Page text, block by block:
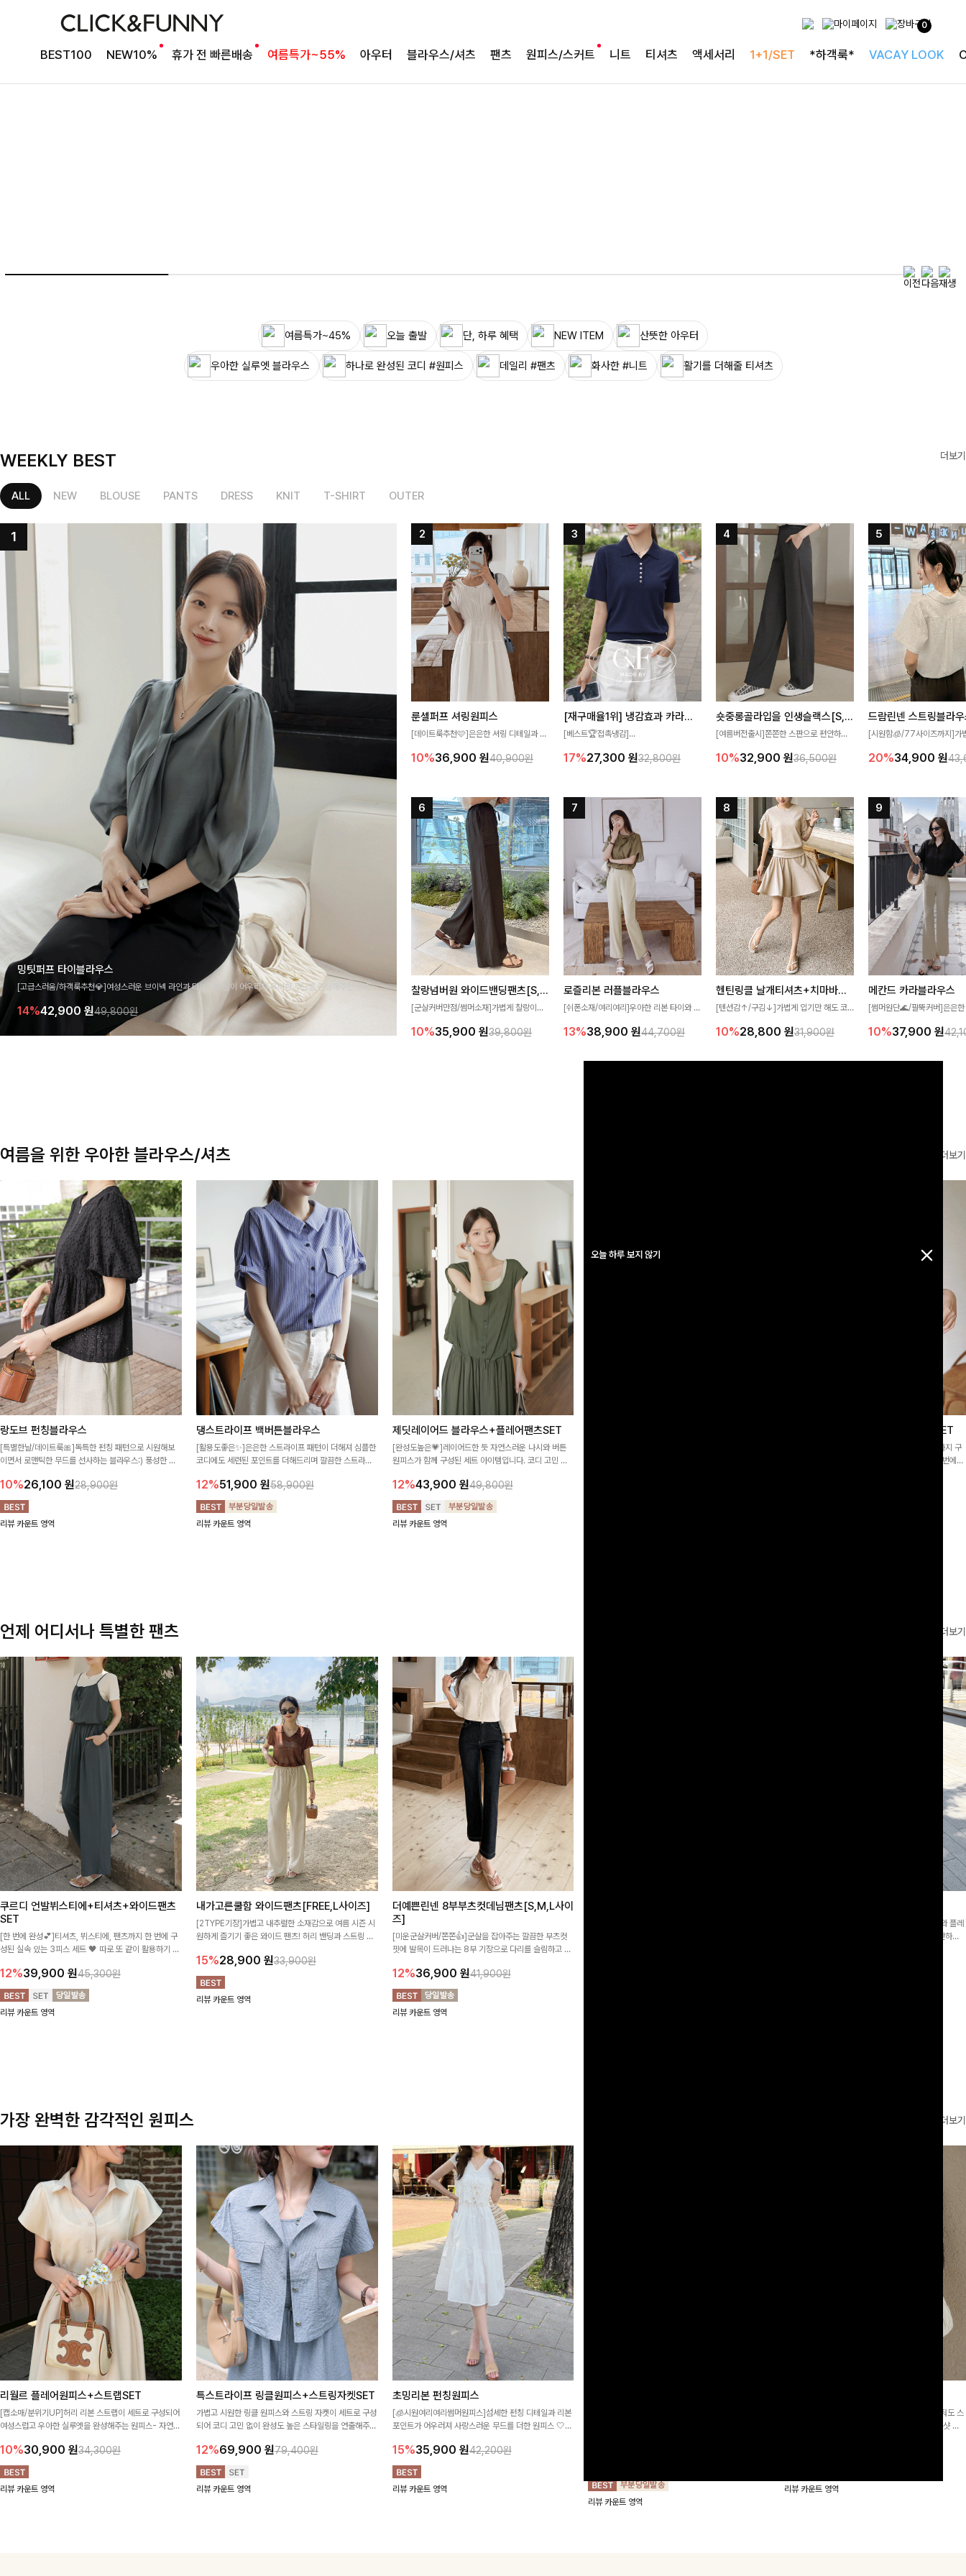
0
BEST100 NEW10% 휴가 전 빠른배송 여름특가~55% 아우터 블라우스/셔츠 팬츠 원피스/스커트 니트 티셔츠 액세서리 1+1/SET *하객룩* VACAY LOOK
오늘 하루 보지 않기
BEST 타이 블라우스
밍팃퍼프 타이블라우스 필첸체크 스트링블라우스+플레어스커트SET
하객룩의 정석
로즐리본 러플블라우스
여름특가~45% 오늘 출발 단, 하루 혜택 NEW ITEM 산뜻한 아우터
우아한 실루엣 블라우스 하나로 완성된 코디 #원피스 데일리 #팬츠 화사한 #니트 활기를 더해줄 티셔츠
WEEKLY BEST 더보기
ALL NEW BLOUSE PANTS DRESS KNIT T-SHIRT OUTER
밍팃퍼프 타이블라우스
[고급스러움/하객룩추천💎]여성스러운 브이넥 라인과 타이 디테일이 어우러져 우아한 무드를 완성해주는 7부 블
라우스 🤍 여유로운 7부 소매로 편안하게 착용되며 데일리룩부터 출근룩, 하객룩까지 세련된 스타일링을 연출하
기 좋은 아이템이에요
14%42,900 원49,800원
룬셀퍼프 셔링원피스
[데이트룩추천🩷]은은한 셔링 디테일과 퍼
성해주는 원피스🤍 허리 스모크 밴딩이 슬
즐기기 좋아요
10%36,900 원40,900원
[재구매율1위] 냉감효과 카라니트
[베스트🏆접촉냉감]
고 가벼운 소재감으로 여름에도 시원하게
17%27,300 원32,800원
숏중롱골라입을 인생슬랙스[S,M,L,XL사이즈]
[여름버전출시]쫀쫀한 스판으로 편안하게
숏·기본·롱 기장과 와이드·부츠컷 핏까지 취
10%32,900 원36,500원
드람린넨 스트링블라
[시원함🧊/77사이즈까지]가
없는 슬릿 카라 디자인이 얼굴
20%34,900 원
찰랑넘버원 와이드밴딩팬츠[S,M,L사이즈]
[군살커버만점/썸머소재]가볍게 찰랑이는
편안하게 착용하실 수 있는 팬츠입니다 🖤
10%35,900 원39,800원
로즐리본 러플블라우스
[쉬폰소재/여리여리]우아한 리본 타이와 자
분위기를 더해주는 블라우스 🤎 하늘하늘
얼굴까지 화사해 보이며 세련되게 즐기기
13%38,900 원44,700원
헨틴링클 날개티셔츠+치마바지SET
[텐션감↑/구김↓]가볍게 입기만 해도 코
게 퍼지는 프릴 날개 소매가 우아한 포인트
재와 편안한 허리밴딩으로 하루 종일 산뜻
10%28,800 원31,900원
메칸드 카라블라우스
[썸머원단🌊/팔뚝커버]은은
세련된 무드를 연출해주는 블
은 베이직한 디자인!
10%37,900 원
여름을 위한 우아한 블라우스/셔츠 더보기
랑도브 펀칭블라우스
[특별한날/데이트룩🎀]독특한 펀칭 패턴으로 시원해보
이면서 로맨틱한 무드를 선사하는 블라우스:) 풍성한 퍼
10%26,100 원28,900원
리뷰 카운트 영역
댕스트라이프 백버튼블라우스
[활용도좋은✨]은은한 스트라이프 패턴이 더해져 심플한
코디에도 세련된 포인트를 더해드리며 깔끔한 스트라이
12%51,900 원58,900원
리뷰 카운트 영역
제딧레이어드 블라우스+플레어팬츠SET
[완성도높은💗]레이어드한 듯 자연스러운 나시와 버튼
원피스가 함께 구성된 세트 아이템입니다. 코디 고민 없
12%43,900 원49,800원
리뷰 카운트 영역
필딩버튼 카라블라우스+와이드팬츠SET
[SET PICK]버튼 카라 블라우스와 팬츠, 스트랩까지 구
성된 활용도 높은 3종 세트 🤍 코디 걱정 없이 한 번에
언제 어디서나 특별한 팬츠 더보기
쿠르디 언발뷔스티에+티셔츠+와이드팬츠
SET
[한 번에 완성💕]티셔츠, 뷔스티에, 팬츠까지 한 번에 구
성된 실속 있는 3피스 세트 🖤 따로 또 같이 활용하기 좋
12%39,900 원45,300원
리뷰 카운트 영역
내가고른쿨함 와이드팬츠[FREE,L사이즈]
[2TYPE기장]가볍고 내추럴한 소재감으로 여름 시즌 시
원하게 즐기기 좋은 와이드 팬츠! 허리 밴딩과 스트링 디
이드핏이 군살을 자연스럽게 커버해준답니다:)
15%28,900 원33,900원
리뷰 카운트 영역
더예쁜린넨 8부부츠컷데님팬츠[S,M,L사이
즈]
[미운군살커버/쫀쫀👍]군살을 잡아주는 깔끔한 부츠컷
핏에 발목이 드러나는 8부 기장으로 다리를 슬림하고 길
요~!
12%36,900 원41,900원
리뷰 카운트 영역
[데일리부터 여행룩까지]감각적인 레터링 티셔츠와 플레
어 핏 반바지가 함께 구성된 세트 아이템으로, 편안하면
가장 완벽한 감각적인 원피스 더보기
리월르 플레어원피스+스트랩SET
[캡소매/분위기UP]허리 리본 스트랩이 세트로 구성되어
여성스럽고 우아한 실루엣을 완성해주는 원피스- 자연스
면서도 여리한 무드로 입어져✨
10%30,900 원34,300원
리뷰 카운트 영역
특스트라이프 링클원피스+스트링자켓SET
가볍고 시원한 링클 원피스와 스트링 자켓이 세트로 구성
되어 코디 고민 없이 완성도 높은 스타일링을 연출해주는
링 디테일로 다양한 핏을 연출할 수 있어 데일리부터 여
행룩까지 멋스럽게 즐기기 좋아요 ✨
12%69,900 원79,400원
리뷰 카운트 영역
초밍리본 펀칭원피스
[🧊시원여리여리썸머원피스]섬세한 펀칭 디테일과 리본
포인트가 어우러져 사랑스러운 무드를 더한 원피스 🤍
출돼요 ✨
15%35,900 원42,200원
리뷰 카운트 영역
리뷰 카운트 영역
[고객요청재입고/2천장돌파💚]하나만 툭 착용해줘도 스
타일리시해 보이는 휘뚜루 마뚜루 아이템 ~ ! 인생샷 건
리뷰 카운트 영역